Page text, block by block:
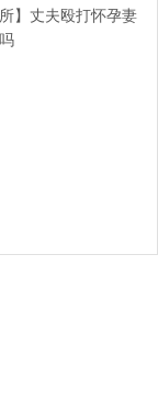
所】丈夫殴打怀孕妻